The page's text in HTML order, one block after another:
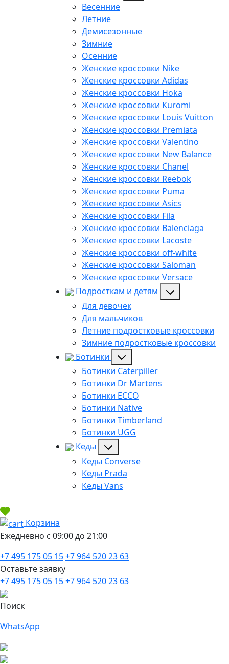
Весенние
Летние
Демисезонные
Зимние
Осенние
Женские кроссовки Nike
Женские кроссовки Adidas
Женские кроссовки Hoka
Женские кроссовки Kuromi
Женские кроссовки Louis Vuitton
Женские кроссовки Premiata
Женские кроссовки Valentino
Женские кроссовки New Balance
Женские кроссовки Chanel
Женские кроссовки Reebok
Женские кроссовки Puma
Женские кроссовки Asics
Женские кроссовки Fila
Женские кроссовки Balenciaga
Женские кроссовки Lacoste
Женские кроссовки off-white
Женские кроссовки Saloman
Женские кроссовки Versace
Подросткам и детям
Для девочек
Для мальчиков
Летние подростковые кроссовки
Зимние подростковые кроссовки
Ботинки
Ботинки Caterpiller
Ботинки Dr Martens
Ботинки ECCO
Ботинки Native
Ботинки Timberland
Ботинки UGG
Кеды
Кеды Converse
Кеды Prada
Кеды Vans
Корзина
Ежедневно с 09:00 до 21:00
+7 495 175 05 15+7 964 520 23 63
Оставьте заявку
+7 495 175 05 15+7 964 520 23 63
Поиск
WhatsApp